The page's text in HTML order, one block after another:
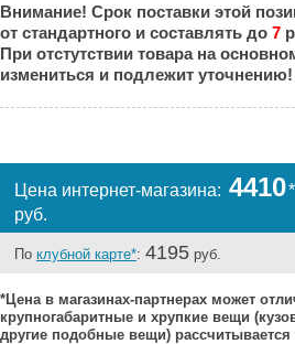
Порт:
Великий Новгород: Под заказ
Краснодар:
Под заказ
Челябинск:
Под заказ
Внимание! Срок поставки этой
от стандартного и составлять до 7
При отстутствии товара на
измениться и подлежит уточнению!
Цена интернет-магазина: 4410*
руб.
По клубной карте*: 4195 руб.
*Цена в магазинах-партнерах может
крупногабаритные и хрупкие вещи
другие подобные вещи)